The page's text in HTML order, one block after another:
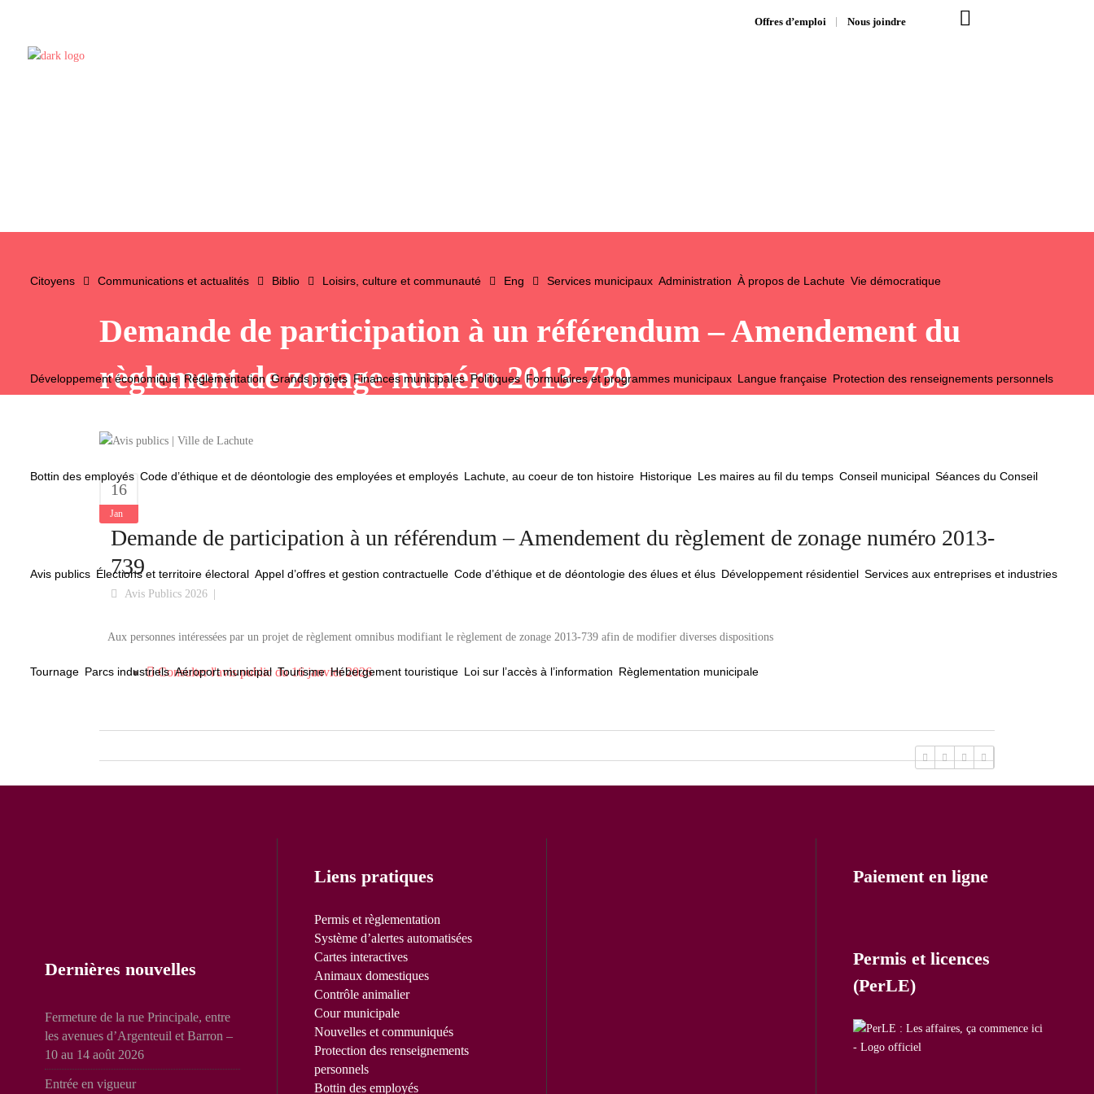
Offres d’emploi Nous joindre
Citoyens Communications et actualités Biblio Loisirs, culture et communauté Eng Services municipaux Administration À propos de Lachute Vie démocratique
Développement économique Règlementation Grands projets Finances municipales Politiques Formulaires et programmes municipaux Langue française Protection des renseignements personnels
Bottin des employés Code d’éthique et de déontologie des employées et employés Lachute, au coeur de ton histoire Historique Les maires au fil du temps Conseil municipal Séances du Conseil
Avis publics Élections et territoire électoral Appel d’offres et gestion contractuelle Code d’éthique et de déontologie des élues et élus Développement résidentiel Services aux entreprises et industries
Tournage Parcs industriels Aéroport municipal Tourisme Hébergement touristique Loi sur l’accès à l’information Règlementation municipale
Demande de participation à un référendum – Amendement du
règlement de zonage numéro 2013-739
16
Jan
Demande de participation à un référendum – Amendement du règlement de zonage numéro 2013-
739
Avis Publics 2026
Aux personnes intéressées par un projet de règlement omnibus modifiant le règlement de zonage 2013-739 afin de modifier diverses dispositions
Consulter l'avis public du 16 janvier 2026
Dernières nouvelles
Fermeture de la rue Principale, entre
les avenues d’Argenteuil et Barron –
10 au 14 août 2026
Entrée en vigueur
Liens pratiques
Permis et règlementation
Système d’alertes automatisées
Cartes interactives
Animaux domestiques
Contrôle animalier
Cour municipale
Nouvelles et communiqués
Protection des renseignements
personnels
Bottin des employés
Paiement en ligne
Permis et licences
(PerLE)